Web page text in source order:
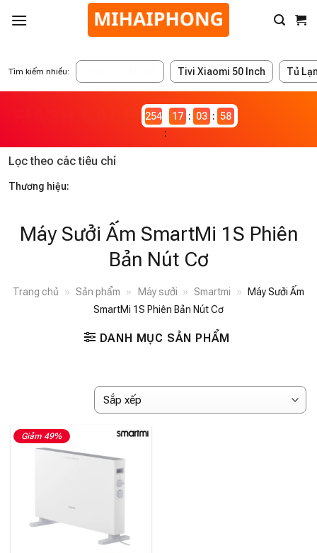
Tìm kiếm nhiều: Tivi Xiaomi 50 Inch Tủ
2546980
17 03 58
Lọc theo các tiêu chí
Thương hiệu:
Máy Sưởi Ấm SmartMi 1S Phiên
Bản Nút Cơ
Trang chủ » Sản phẩm » Máy sưởi » Smartmi »
Máy Sưởi Ấm
SmartMi 1S Phiên Bản Nút Cơ
DANH MỤC SẢN PHẨM
Giảm 49%